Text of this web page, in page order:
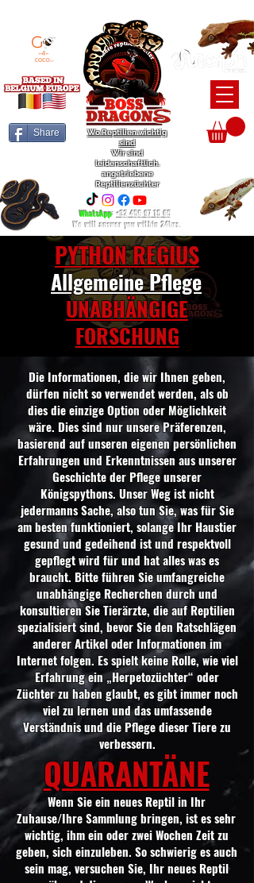
Share
Wo Reptilien wichtig
sind
Wir sind
leidenschaftlich.
angetriebene
Reptilienzüchter
WhatsApp:+32 456 97 15 65
We will answer you within 24hrs.
PYTHON REGIUS
Allgemeine Pflege
UNABHÄNGIGE
FORSCHUNG
Die Informationen, die wir Ihnen geben,
dürfen nicht so verwendet werden, als ob
dies die einzige Option oder Möglichkeit
wäre. Dies sind nur unsere Präferenzen,
basierend auf unseren eigenen persönlichen
Erfahrungen und Erkenntnissen aus unserer
Geschichte der Pflege unserer
Königspythons. Unser Weg ist nicht
jedermanns Sache, also tun Sie, was für Sie
am besten funktioniert, solange Ihr Haustier
gesund und gedeihend ist und respektvoll
gepflegt wird für und hat alles was es
braucht. Bitte führen Sie umfangreiche
unabhängige Recherchen durch und
konsultieren Sie Tierärzte, die auf Reptilien
spezialisiert sind, bevor Sie den Ratschlägen
anderer Artikel oder Informationen im
Internet folgen. Es spielt keine Rolle, wie viel
Erfahrung ein „Herpetozüchter“ oder
Züchter zu haben glaubt, es gibt immer noch
viel zu lernen und das umfassende
Verständnis und die Pflege dieser Tiere zu
verbessern.
QUARANTÄNE
Wenn Sie ein neues Reptil in Ihr
Zuhause/Ihre Sammlung bringen, ist es sehr
wichtig, ihm ein oder zwei Wochen Zeit zu
geben, sich einzuleben. So schwierig es auch
sein mag, versuchen Sie, Ihr neues Reptil